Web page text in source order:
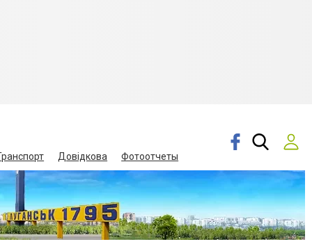
Довідкова Фотоотчеты